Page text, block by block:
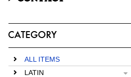
ALL ITEMS
LATIN